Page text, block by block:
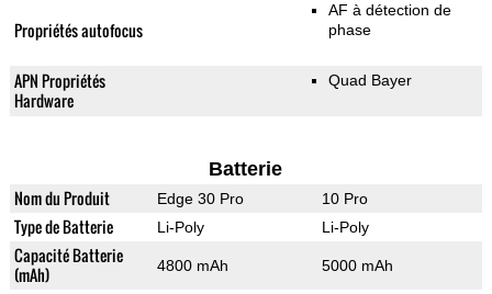
Propriétés autofocus
AF à détection de
phase
APN Propriétés
Hardware
Quad Bayer
Batterie
Nom du Produit Edge 30 Pro 10 Pro
Type de Batterie Li-Poly Li-Poly
Capacité Batterie
(mAh)
4800 mAh 5000 mAh